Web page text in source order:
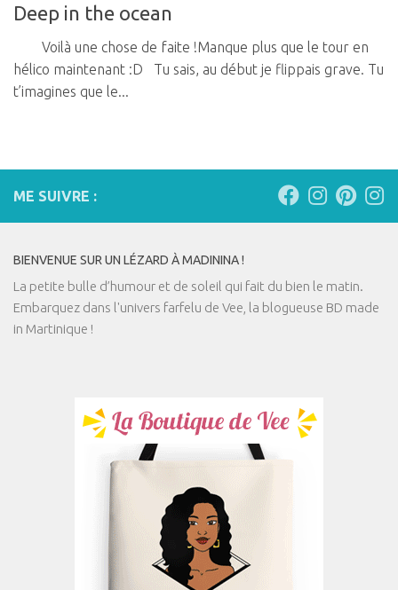
Deep in the ocean
Voilà une chose de faite !Manque plus que le tour en
hélico maintenant :D Tu sais, au début je flippais grave. Tu
t’imagines que le...
ME SUIVRE :
BIENVENUE SUR UN LÉZARD À MADININA !
La petite bulle d’humour et de soleil qui fait du bien le matin.
Embarquez dans l'univers farfelu de Vee, la blogueuse BD made
in Martinique !